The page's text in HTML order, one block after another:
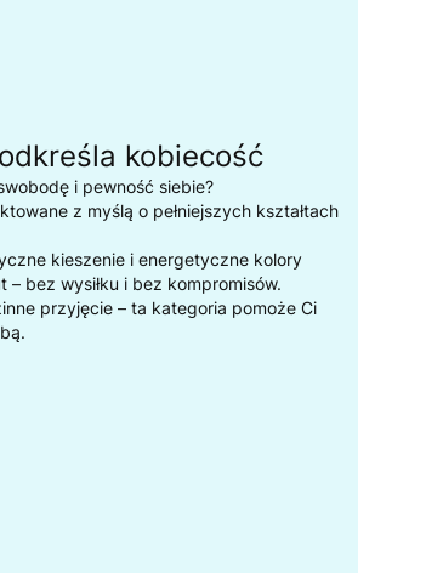
kobiecość
i pewność siebie?
z myślą o pełniejszych kształtach
kieszenie i energetyczne kolory
bez wysiłku i bez kompromisów.
przyjęcie – ta kategoria pomoże Ci